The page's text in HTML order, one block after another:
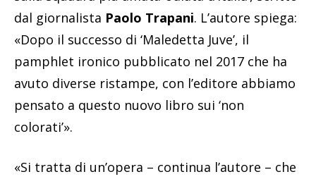
dal giornalista Paolo Trapani. L’autore spiega:
«Dopo il successo di ‘Maledetta Juve’, il
pamphlet ironico pubblicato nel 2017 che ha
avuto diverse ristampe, con l’editore abbiamo
pensato a questo nuovo libro sui ‘non
colorati’».
«Si tratta di un’opera – continua l’autore – che